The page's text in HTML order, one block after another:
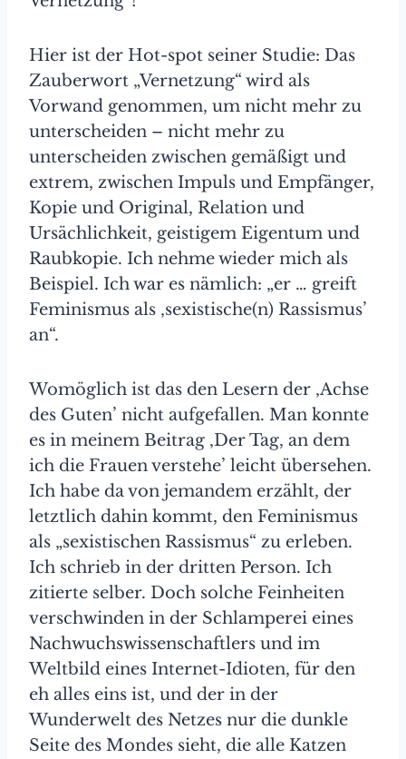
Hier ist der Hot-spot seiner Studie: Das
Zauberwort „Vernetzung“ wird als
Vorwand genommen, um nicht mehr zu
unterscheiden – nicht mehr zu
unterscheiden zwischen gemäßigt und
extrem, zwischen Impuls und Empfänger,
Kopie und Original, Relation und
Ursächlichkeit, geistigem Eigentum und
Raubkopie. Ich nehme wieder mich als
Beispiel. Ich war es nämlich: „er … greift
Feminismus als ‚sexistische(n) Rassismus’
an“.
Womöglich ist das den Lesern der ‚Achse
des Guten’ nicht aufgefallen. Man konnte
es in meinem Beitrag ‚Der Tag, an dem
ich die Frauen verstehe’ leicht übersehen.
Ich habe da von jemandem erzählt, der
letztlich dahin kommt, den Feminismus
als „sexistischen Rassismus“ zu erleben.
Ich schrieb in der dritten Person. Ich
zitierte selber. Doch solche Feinheiten
verschwinden in der Schlamperei eines
Nachwuchswissenschaftlers und im
Weltbild eines Internet-Idioten, für den
eh alles eins ist, und der in der
Wunderwelt des Netzes nur die dunkle
Seite des Mondes sieht, die alle Katzen